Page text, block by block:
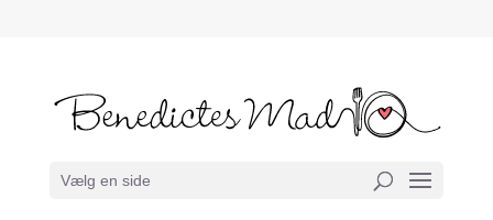
Vælg en side